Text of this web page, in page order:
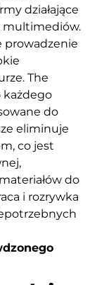
działające
multimediów.
prowadzenie
The
do
eliminuje
co jest
do
i rozrywka